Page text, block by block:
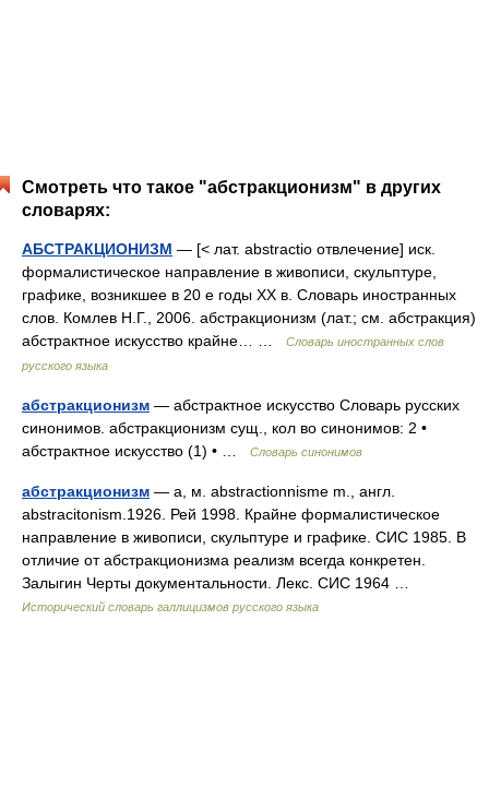
Смотреть что такое "абстракционизм" в других
словарях:
АБСТРАКЦИОНИЗМ — [< лат. abstractio отвлечение] иск.
формалистическое направление в живописи, скульптуре,
графике, возникшее в 20 е годы XX в. Словарь иностранных
слов. Комлев Н.Г., 2006. абстракционизм (лат.; см. абстракция)
абстрактное искусство крайне… …
Словарь иностранных слов
русского языка
абстракционизм — абстрактное искусство Словарь русских
синонимов. абстракционизм сущ., кол во синонимов: 2 •
абстрактное искусство (1) • …
Словарь синонимов
абстракционизм — а, м. abstractionnisme m., англ.
abstracitonism.1926. Рей 1998. Крайне формалистическое
направление в живописи, скульптуре и графике. СИС 1985. В
отличие от абстракционизма реализм всегда конкретен.
Залыгин Черты документальности. Лекс. СИС 1964 …
Исторический словарь галлицизмов русского языка